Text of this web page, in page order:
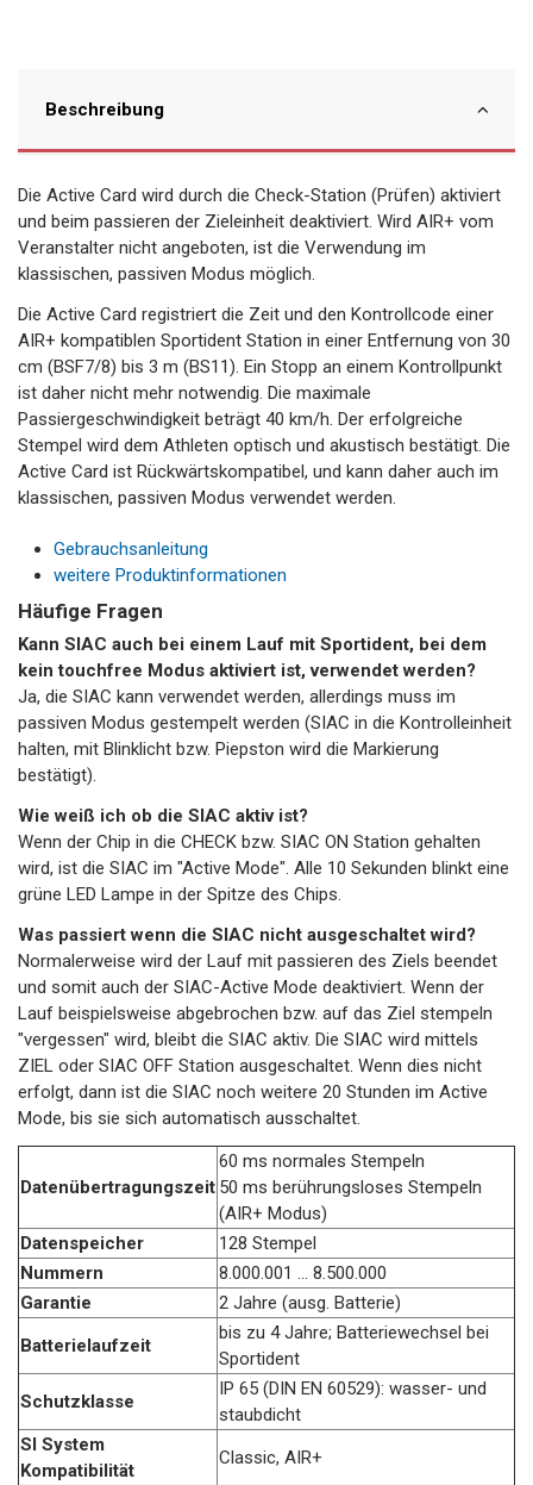
Beschreibung
Die Active Card wird durch die Check-Station (Prüfen) aktiviert
und beim passieren der Zieleinheit deaktiviert. Wird AIR+ vom
Veranstalter nicht angeboten, ist die Verwendung im
klassischen, passiven Modus möglich.
Die Active Card registriert die Zeit und den Kontrollcode einer
AIR+ kompatiblen Sportident Station in einer Entfernung von 30
cm (BSF7/8) bis 3 m (BS11). Ein Stopp an einem Kontrollpunkt
ist daher nicht mehr notwendig. Die maximale
Passiergeschwindigkeit beträgt 40 km/h. Der erfolgreiche
Stempel wird dem Athleten optisch und akustisch bestätigt. Die
Active Card ist Rückwärtskompatibel, und kann daher auch im
klassischen, passiven Modus verwendet werden.
Gebrauchsanleitung
weitere Produktinformationen
Häufige Fragen
Kann SIAC auch bei einem Lauf mit Sportident, bei dem
kein touchfree Modus aktiviert ist, verwendet werden?
Ja, die SIAC kann verwendet werden, allerdings muss im
passiven Modus gestempelt werden (SIAC in die Kontrolleinheit
halten, mit Blinklicht bzw. Piepston wird die Markierung
bestätigt).
Wie weiß ich ob die SIAC aktiv ist?
Wenn der Chip in die CHECK bzw. SIAC ON Station gehalten
wird, ist die SIAC im "Active Mode". Alle 10 Sekunden blinkt eine
grüne LED Lampe in der Spitze des Chips.
Was passiert wenn die SIAC nicht ausgeschaltet wird?
Normalerweise wird der Lauf mit passieren des Ziels beendet
und somit auch der SIAC-Active Mode deaktiviert. Wenn der
Lauf beispielsweise abgebrochen bzw. auf das Ziel stempeln
"vergessen" wird, bleibt die SIAC aktiv. Die SIAC wird mittels
ZIEL oder SIAC OFF Station ausgeschaltet. Wenn dies nicht
erfolgt, dann ist die SIAC noch weitere 20 Stunden im Active
Mode, bis sie sich automatisch ausschaltet.
Datenübertragungszeit
60 ms normales Stempeln
50 ms berührungsloses Stempeln
(AIR+ Modus)
Datenspeicher
128 Stempel
Nummern
8.000.001 ... 8.500.000
Garantie
2 Jahre (ausg. Batterie)
Batterielaufzeit
bis zu 4 Jahre; Batteriewechsel bei
Sportident
Schutzklasse
IP 65 (DIN EN 60529): wasser- und
staubdicht
SI System
Kompatibilität
Classic, AIR+